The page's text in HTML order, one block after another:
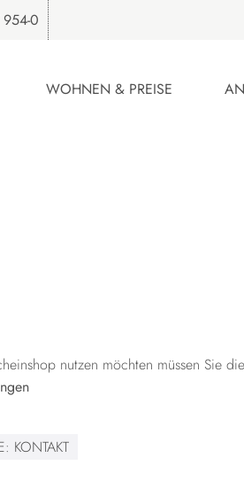
0
WOHNEN & PREISE
nutzen möchten müssen Sie
KONTAKT